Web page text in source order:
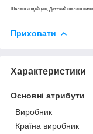
Шалаш индейцев, Детский шалаш
Приховати
Характеристики
Основні атрибути
Виробник
Країна виробник